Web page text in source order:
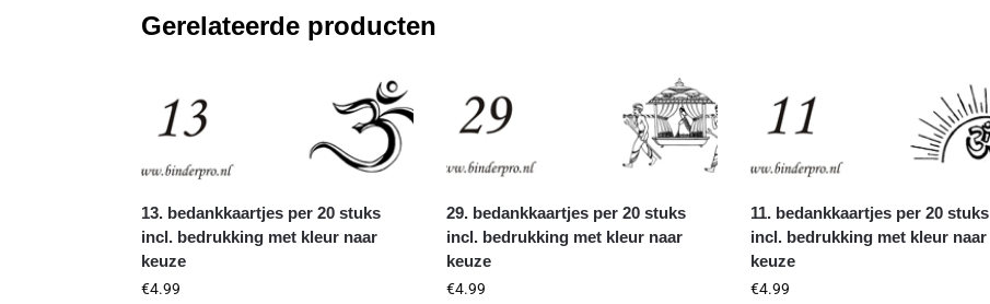
Gerelateerde producten
13. bedankkaartjes per 20 stuks
incl. bedrukking met kleur naar
keuze
€4.99
29. bedankkaartjes per 20 stuks
incl. bedrukking met kleur naar
keuze
€4.99
11. bedankkaartjes per 20 stuks
incl. bedrukking met kleur naar
keuze
€4.99